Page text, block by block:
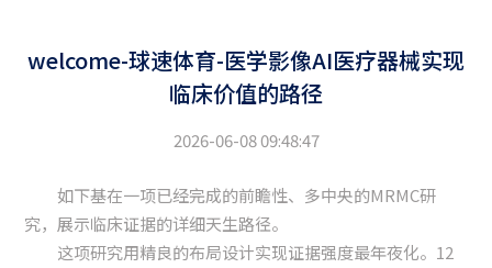
welcome-球速体育-医学影像AI医疗器械实现
临床价值的路径
2026-06-08 09:48:47
如下基在一项已经完成的前瞻性、多中央的MRMC研
究，展示临床证据的详细天生路径。
这项研究用精良的布局设计实现证据强度最年夜化。12